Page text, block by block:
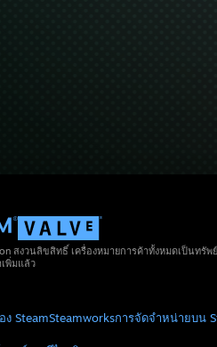
สงวนลิขสิทธิ์ เครื่องหมายการค้าทั้งหมดเป็นทรั
พิ่มแล้ว
ง SteamSteamworksการจัดจำหน่ายบน